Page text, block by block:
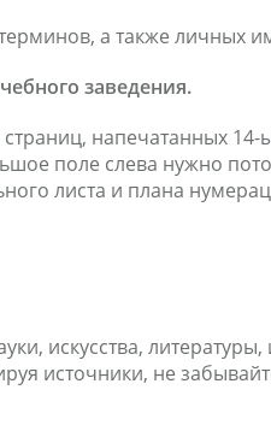
а также личных
заведения.
напечатанных
поле слева нужно
листа и плана
искусства,
источники, не